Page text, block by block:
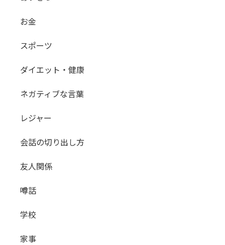
お金
スポーツ
ダイエット・健康
ネガティブな言葉
レジャー
会話の切り出し方
友人関係
噂話
学校
家事